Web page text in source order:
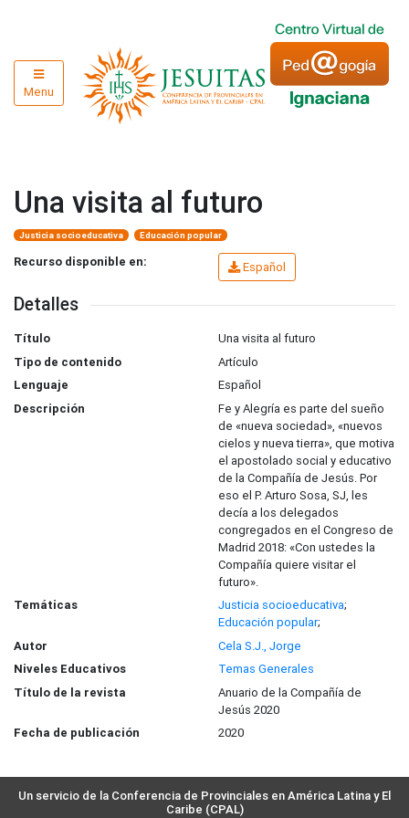
Menu
Una visita al futuro
Justicia socioeducativa Educación popular
Recurso disponible en: Español
Detalles
Título
Una visita al futuro
Tipo de contenido
Artículo
Lenguaje
Español
Descripción
Fe y Alegría es parte del sueño
de «nueva sociedad», «nuevos
cielos y nueva tierra», que motiva
el apostolado social y educativo
de la Compañía de Jesús. Por
eso el P. Arturo Sosa, SJ, les
decía a los delegados
congregados en el Congreso de
Madrid 2018: «Con ustedes la
Compañía quiere visitar el
futuro».
Temáticas
Justicia socioeducativa;
Educación popular;
Autor
Cela S.J., Jorge
Niveles Educativos
Temas Generales
Título de la revista
Anuario de la Compañía de
Jesús 2020
Fecha de publicación
2020
Un servicio de la Conferencia de Provinciales en América Latina y El
Caribe (CPAL)